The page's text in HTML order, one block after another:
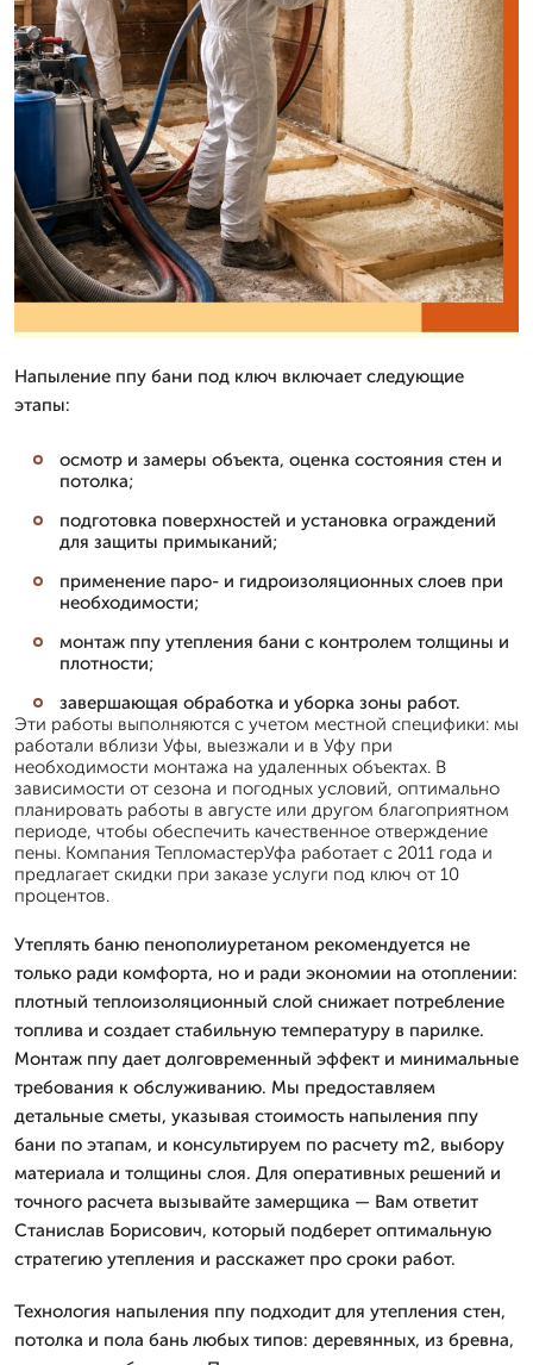
Напыление ппу бани под ключ включает следующие
этапы:
осмотр и замеры объекта, оценка состояния стен и
потолка;
подготовка поверхностей и установка ограждений
для защиты примыканий;
применение паро- и гидроизоляционных слоев при
необходимости;
монтаж ппу утепления бани с контролем толщины и
плотности;
завершающая обработка и уборка зоны работ.
Эти работы выполняются с учетом местной специфики: мы
работали вблизи Уфы, выезжали и в Уфу при
необходимости монтажа на удаленных объектах. В
зависимости от сезона и погодных условий, оптимально
планировать работы в августе или другом благоприятном
периоде, чтобы обеспечить качественное отверждение
пены. Компания ТепломастерУфа работает с 2011 года и
предлагает скидки при заказе услуги под ключ от 10
процентов.
Утеплять баню пенополиуретаном рекомендуется не
только ради комфорта, но и ради экономии на отоплении:
плотный теплоизоляционный слой снижает потребление
топлива и создает стабильную температуру в парилке.
Монтаж ппу дает долговременный эффект и минимальные
требования к обслуживанию. Мы предоставляем
детальные сметы, указывая стоимость напыления ппу
бани по этапам, и консультируем по расчету m2, выбору
материала и толщины слоя. Для оперативных решений и
точного расчета вызывайте замерщика — Вам ответит
Станислав Борисович, который подберет оптимальную
стратегию утепления и расскажет про сроки работ.
Технология напыления ппу подходит для утепления стен,
потолка и пола бань любых типов: деревянных, из бревна,